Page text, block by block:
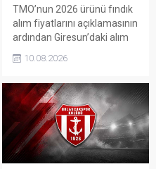
TMO’nun 2026 ürünü fındık
alım fiyatlarını açıklamasının
ardından Giresun’daki alım
Üreticiler, 17 Ağustos’ta
üzerinden gün alarak 24
Ağustos’tan itibaren
ürünlerini teslim edebilecek.
10.08.2026